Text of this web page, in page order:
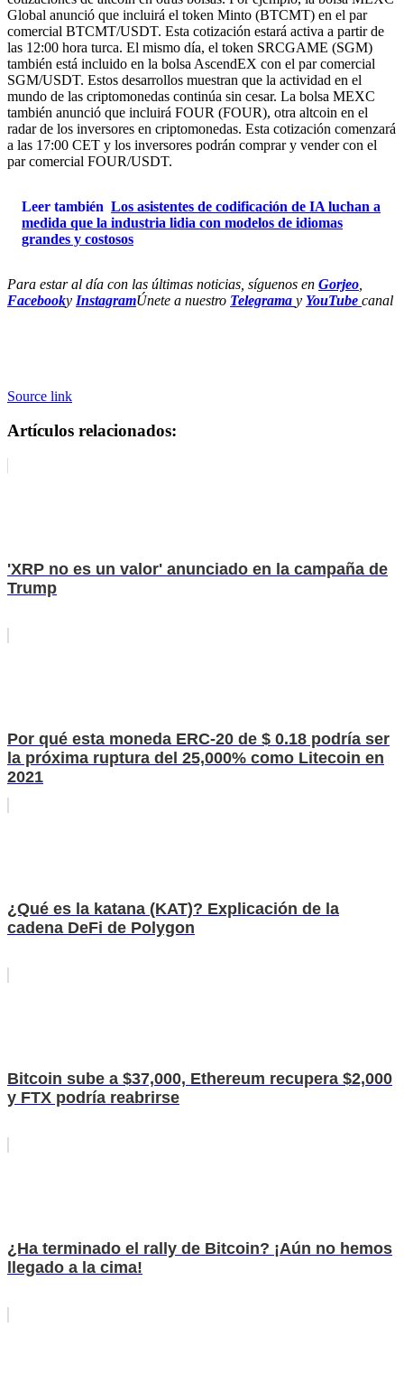
Global anunció que incluirá el token Minto (BTCMT) en el par
comercial BTCMT/USDT. Esta cotización estará activa a partir de
las 12:00 hora turca. El mismo día, el token SRCGAME (SGM)
también está incluido en la bolsa AscendEX con el par comercial
SGM/USDT. Estos desarrollos muestran que la actividad en el
mundo de las criptomonedas continúa sin cesar. La bolsa MEXC
también anunció que incluirá FOUR (FOUR), otra altcoin en el
radar de los inversores en criptomonedas. Esta cotización comenzará
a las 17:00 CET y los inversores podrán comprar y vender con el
par comercial FOUR/USDT.
Leer también Los asistentes de codificación de IA luchan a
medida que la industria lidia con modelos de idiomas
grandes y costosos
Para estar al día con las últimas noticias, síguenos en Gorjeo
Facebooky InstagramÚnete a nuestro Telegrama y YouTube canal
Source link
Artículos relacionados:
'XRP no es un valor' anunciado en la campaña de
Trump
Por qué esta moneda ERC-20 de $ 0.18 podría ser
la próxima ruptura del 25,000% como Litecoin en
2021
¿Qué es la katana (KAT)? Explicación de la
cadena DeFi de Polygon
Bitcoin sube a $37,000, Ethereum recupera $2,000
y FTX podría reabrirse
¿Ha terminado el rally de Bitcoin? ¡Aún no hemos
llegado a la cima!